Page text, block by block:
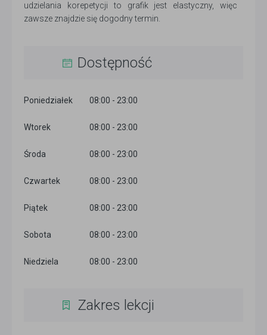
udzielania korepetycji to grafik jest elastyczny, więc
zawsze znajdzie się dogodny termin.
Dostępność
Poniedziałek 08:00 - 23:00
Wtorek 08:00 - 23:00
Środa 08:00 - 23:00
Czwartek 08:00 - 23:00
Piątek 08:00 - 23:00
Sobota 08:00 - 23:00
Niedziela 08:00 - 23:00
Zakres lekcji